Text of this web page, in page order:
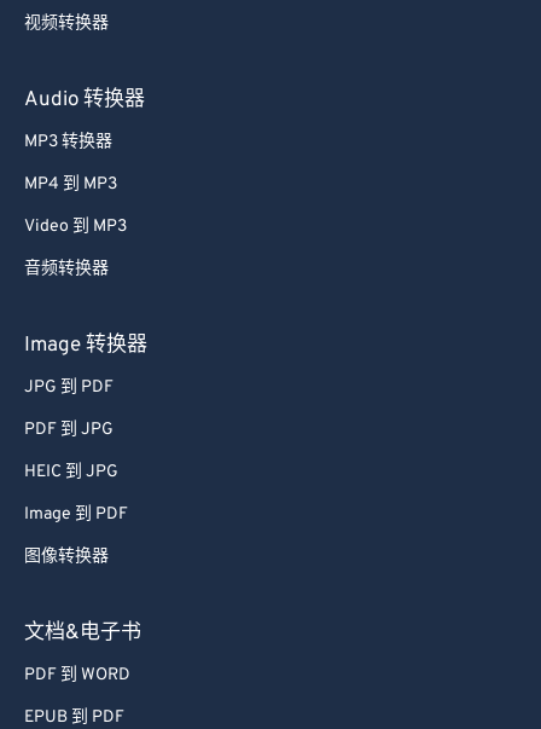
视频转换器
Audio 转换器
MP3 转换器
MP4 到 MP3
Video 到 MP3
音频转换器
Image 转换器
JPG 到 PDF
PDF 到 JPG
HEIC 到 JPG
Image 到 PDF
图像转换器
文档&电子书
PDF 到 WORD
EPUB 到 PDF